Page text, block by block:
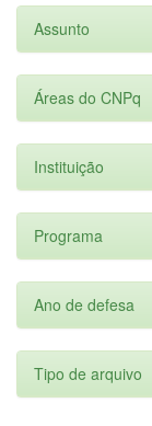
Assunto
Áreas do CNPq
Instituição
Programa
Ano de defesa
Tipo de arquivo